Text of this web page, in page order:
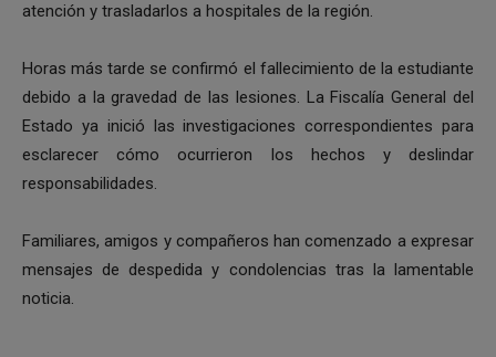
atención y trasladarlos a hospitales de la región.
Horas más tarde se confirmó el fallecimiento de la estudiante
debido a la gravedad de las lesiones. La Fiscalía General del
Estado ya inició las investigaciones correspondientes para
esclarecer cómo ocurrieron los hechos y deslindar
responsabilidades.
Familiares, amigos y compañeros han comenzado a expresar
mensajes de despedida y condolencias tras la lamentable
noticia.